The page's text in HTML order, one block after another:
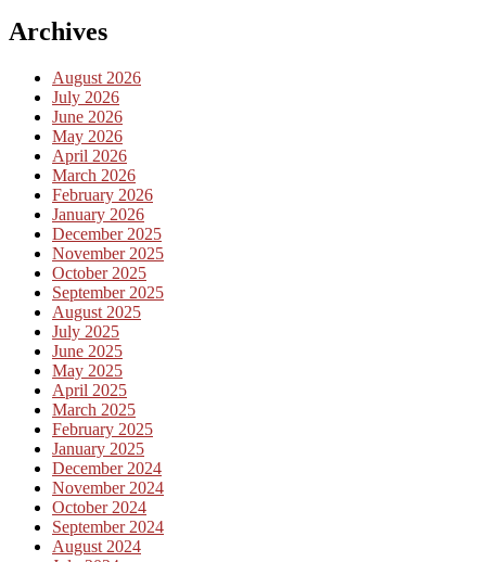
Archives
August 2026
July 2026
June 2026
May 2026
April 2026
March 2026
February 2026
January 2026
December 2025
November 2025
October 2025
September 2025
August 2025
July 2025
June 2025
May 2025
April 2025
March 2025
February 2025
January 2025
December 2024
November 2024
October 2024
September 2024
August 2024